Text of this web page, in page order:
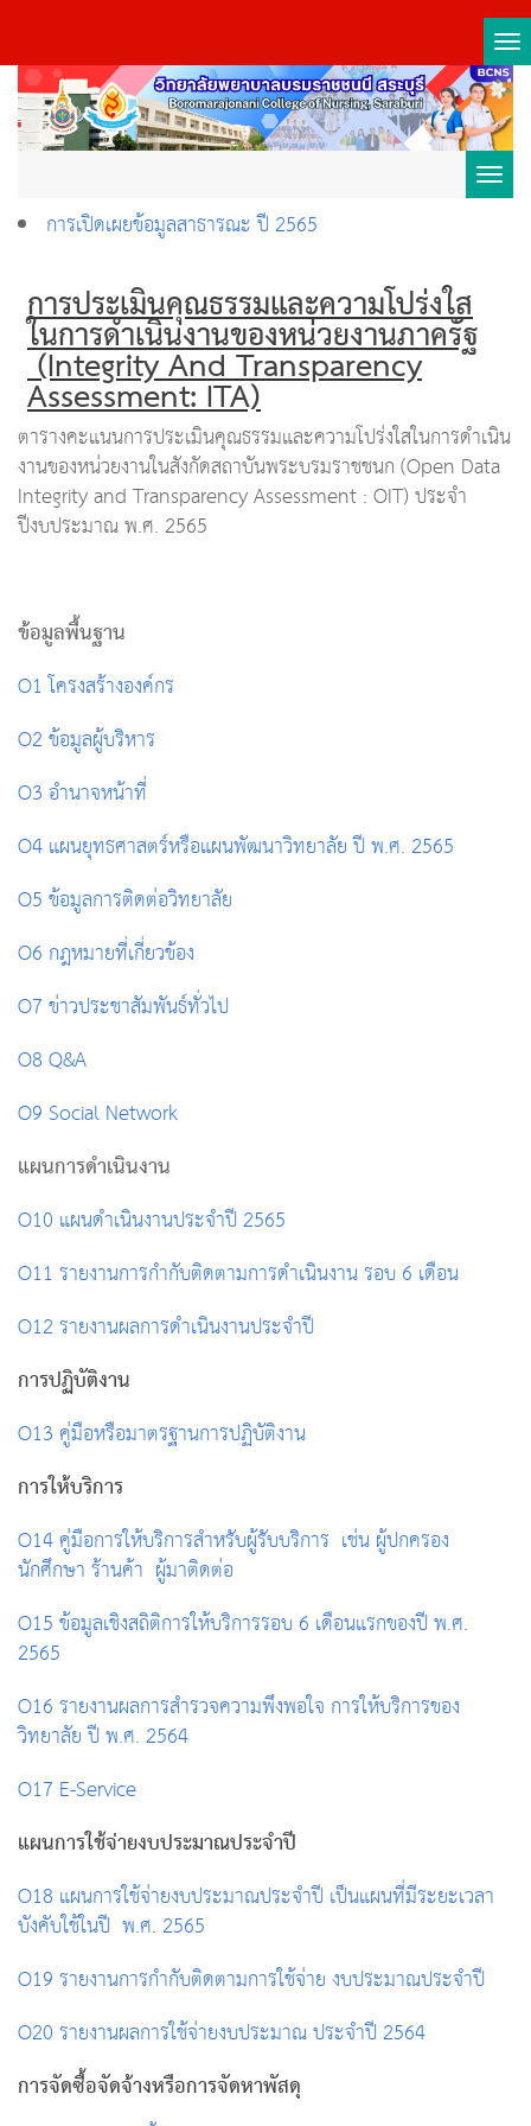
การเปิดเผยข้อมูลสาธารณะ ปี 2565
การประเมินคุณธรรมและความโปร่งใส
ในการดำเนินงานของหน่วยงานภาครัฐ
(Integrity And Transparency
Assessment: ITA)
ตารางคะแนนการประเมินคุณธรรมและความโปร่งใสในการดำเนิน
งานของหน่วยงานในสังกัดสถาบันพระบรมราชชนก (Open Data
Integrity and Transparency Assessment : OIT) ประจำ
ปีงบประมาณ พ.ศ. 2565
ข้อมูลพื้นฐาน
O1 โครงสร้างองค์กร
O2 ข้อมูลผู้บริหาร
O3 อำนาจหน้าที่
O4 แผนยุทธศาสตร์หรือแผนพัฒนาวิทยาลัย ปี พ.ศ. 2565
O5 ข้อมูลการติดต่อวิทยาลัย
O6 กฎหมายที่เกี่ยวข้อง
O7 ข่าวประชาสัมพันธ์ทั่วไป
O8 Q&A
O9 Social Network
แผนการดำเนินงาน
O10 แผนดำเนินงานประจำปี 2565
O11 รายงานการกำกับติดตามการดำเนินงาน รอบ 6 เดือน
O12 รายงานผลการดำเนินงานประจำปี
การปฏิบัติงาน
O13 คู่มือหรือมาตรฐานการปฏิบัติงาน
การให้บริการ
O14 คู่มือการให้บริการสำหรับผู้รับบริการ เช่น ผู้ปกครอง
นักศึกษา ร้านค้า ผู้มาติดต่อ
O15 ข้อมูลเชิงสถิติการให้บริการรอบ 6 เดือนแรกของปี พ.ศ.
2565
O16 รายงานผลการสำรวจความพึงพอใจ การให้บริการของ
วิทยาลัย ปี พ.ศ. 2564
O17 E-Service
แผนการใช้จ่ายงบประมาณประจำปี
O18 แผนการใช้จ่ายงบประมาณประจำปี เป็นแผนที่มีระยะเวลา
บังคับใช้ในปี พ.ศ. 2565
O19 รายงานการกำกับติดตามการใช้จ่าย งบประมาณประจำปี
O20 รายงานผลการใช้จ่ายงบประมาณ ประจำปี 2564
การจัดซื้อจัดจ้างหรือการจัดหาพัสดุ